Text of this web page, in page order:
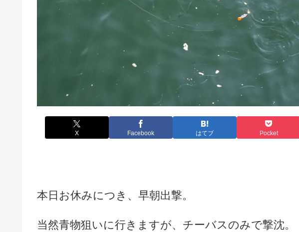
X Facebook はてブ Pocket
本日お休みにつき、早朝出撃。
当然青物狙いに行きますが、チーバスのみで撃沈。